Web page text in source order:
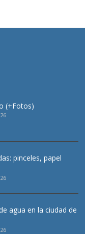
(+Fotos)
pinceles, papel
agua en la ciudad de